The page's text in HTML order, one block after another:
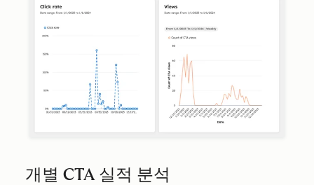
개별 CTA 실적 분석